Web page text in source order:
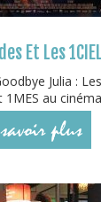
Et Les
Julia :
1MES au
plus